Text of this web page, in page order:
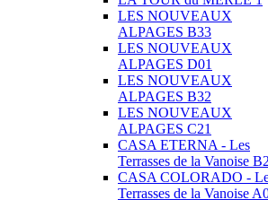
LES NOUVEAUX
ALPAGES B33
LES NOUVEAUX
ALPAGES D01
LES NOUVEAUX
ALPAGES B32
LES NOUVEAUX
ALPAGES C21
CASA ETERNA - Les
Terrasses de la Vanoise
CASA COLORADO -
Terrasses de la Vanoise